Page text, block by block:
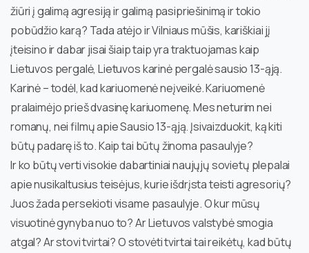
žiūri į galimą agresiją ir galimą pasipriešinimą ir tokio
pobūdžio karą? Tada atėjo ir Vilniaus mūšis, kariškiai jį
įteisino ir dabar jisai šiaip taip yra traktuojamas kaip
Lietuvos pergalė, Lietuvos karinė pergalė sausio 13-ąją.
Karinė – todėl, kad kariuomenė neįveikė. Kariuomenė
pralaimėjo prieš dvasinę kariuomenę. Mes neturim nei
romanų, nei filmų apie Sausio 13-ąją. Įsivaizduokit, ką kiti
būtų padarę iš to. Kaip tai būtų žinoma pasaulyje?
Ir ko būtų verti visokie dabartiniai naujųjų sovietų plepalai
apie nusikaltusius teisėjus, kurie išdrįsta teisti agresorių?
Juos žada persekioti visame pasaulyje. O kur mūsų
visuotinė gynyba nuo to? Ar Lietuvos valstybė smogia
atgal? Ar stovi tvirtai? O stovėti tvirtai tai reikėtų, kad būtų